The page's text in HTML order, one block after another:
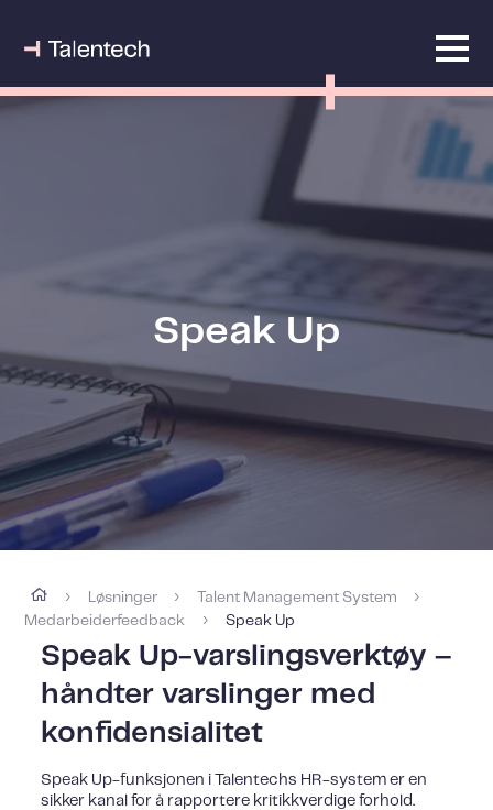
Speak Up
› Løsninger › Talent Management System ›
Medarbeiderfeedback › Speak Up
Speak Up-varslingsverktøy –
håndter varslinger med
konfidensialitet
Speak Up-funksjonen i Talentechs HR-system er en
sikker kanal for å rapportere kritikkverdige forhold.